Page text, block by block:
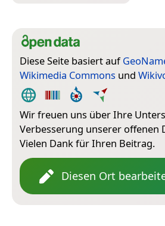
Diese Seite basiert auf
Wikimedia Commons und
Wir freuen uns über Ihre
Verbesserung unserer offenen
Vielen Dank für Ihren Beitrag.
Diesen Ort